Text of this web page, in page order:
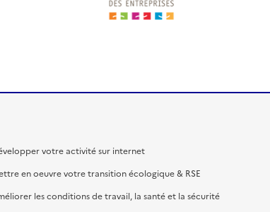
votre activité sur internet
en oeuvre votre transition écologique & RSE
les conditions de travail, la santé et la sécurité